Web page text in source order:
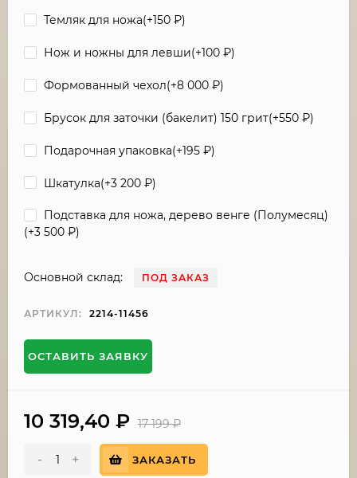
Темляк для ножа(+150 ₽)
Нож и ножны для левши(+100 ₽)
Формованный чехол(+8 000 ₽)
Брусок для заточки (бакелит) 150 грит(+550 ₽)
Подарочная упаковка(+195 ₽)
Шкатулка(+3 200 ₽)
Подставка для ножа, дерево венге (Полумесяц)
(+3 500 ₽)
Основной склад: ПОД ЗАКАЗ
АРТИКУЛ: 2214-11456
ОСТАВИТЬ ЗАЯВКУ
10 319,40 ₽ 17 199₽
- + ЗАКАЗАТЬ